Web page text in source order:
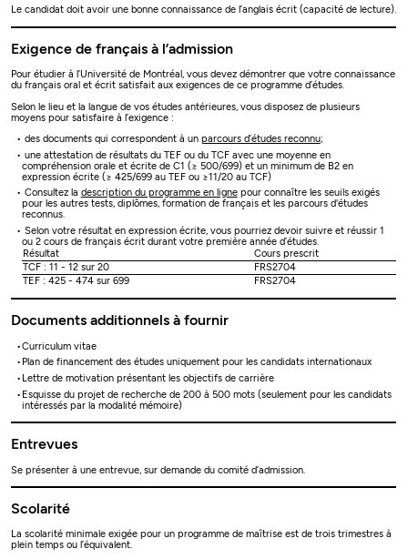
Le candidat doit avoir une bonne connaissance de l’anglais écrit (capacité de lecture).
Exigence de français à l’admission
Pour étudier à l’Université de Montréal, vous devez démontrer que votre connaissance
du français oral et écrit satisfait aux exigences de ce programme d’études.
Selon le lieu et la langue de vos études antérieures, vous disposez de plusieurs
moyens pour satisfaire à l’exigence :
des documents qui correspondent à un parcours d’études reconnu;
une attestation de résultats du TEF ou du TCF avec une moyenne en
compréhension orale et écrite de C1 (≥ 500/699) et un minimum de B2 en
expression écrite (≥ 425/699 au TEF ou ≥11/20 au TCF)
Consultez la description du programme en lignepour connaître les seuils exigés
pour les autres tests, diplômes, formation de français et les parcours d'études
reconnus.
Selon votre résultat en expression écrite, vous pourriez devoir suivre et réussir 1
ou 2 cours de français écrit durant votre première année d’études.
Résultat
Cours prescrit
TCF : 11 - 12 sur 20
FRS2704
TEF : 425 - 474 sur 699
FRS2704
Documents additionnels à fournir
Curriculum vitae
Plan de financement des études uniquement pour les candidats internationaux
Lettre de motivation présentant les objectifs de carrière
Esquisse du projet de recherche de 200 à 500 mots (seulement pour les candidats
intéressés par la modalité mémoire)
Entrevues
Se présenter à une entrevue, sur demande du comité d’admission.
Scolarité
La scolarité minimale exigée pour un programme de maîtrise est de trois trimestres à
plein temps ou l’équivalent.